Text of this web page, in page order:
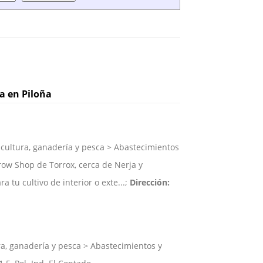
en Piloña
ganadería y pesca > Abastecimientos
Shop de Torrox, cerca de Nerja y
tu cultivo de interior o exte...; Dirección:
ganadería y pesca > Abastecimientos y